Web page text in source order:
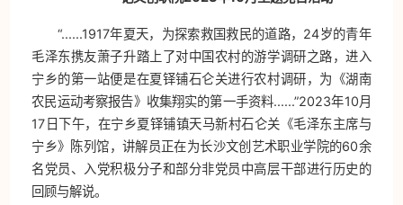
“......1917年夏天，为探索救国救民的道路，24岁的青年
毛泽东携友萧子升踏上了对中国农村的游学调研之路，进入
宁乡的第一站便是在夏铎铺石仑关进行农村调研，为《湖南
农民运动考察报告》收集翔实的第一手资料......”2023年10月
17日下午，在宁乡夏铎铺镇天马新村石仑关《毛泽东主席与
宁乡》陈列馆，讲解员正在为长沙文创艺术职业学院的60余
名党员、入党积极分子和部分非党员中高层干部进行历史的
回顾与解说。